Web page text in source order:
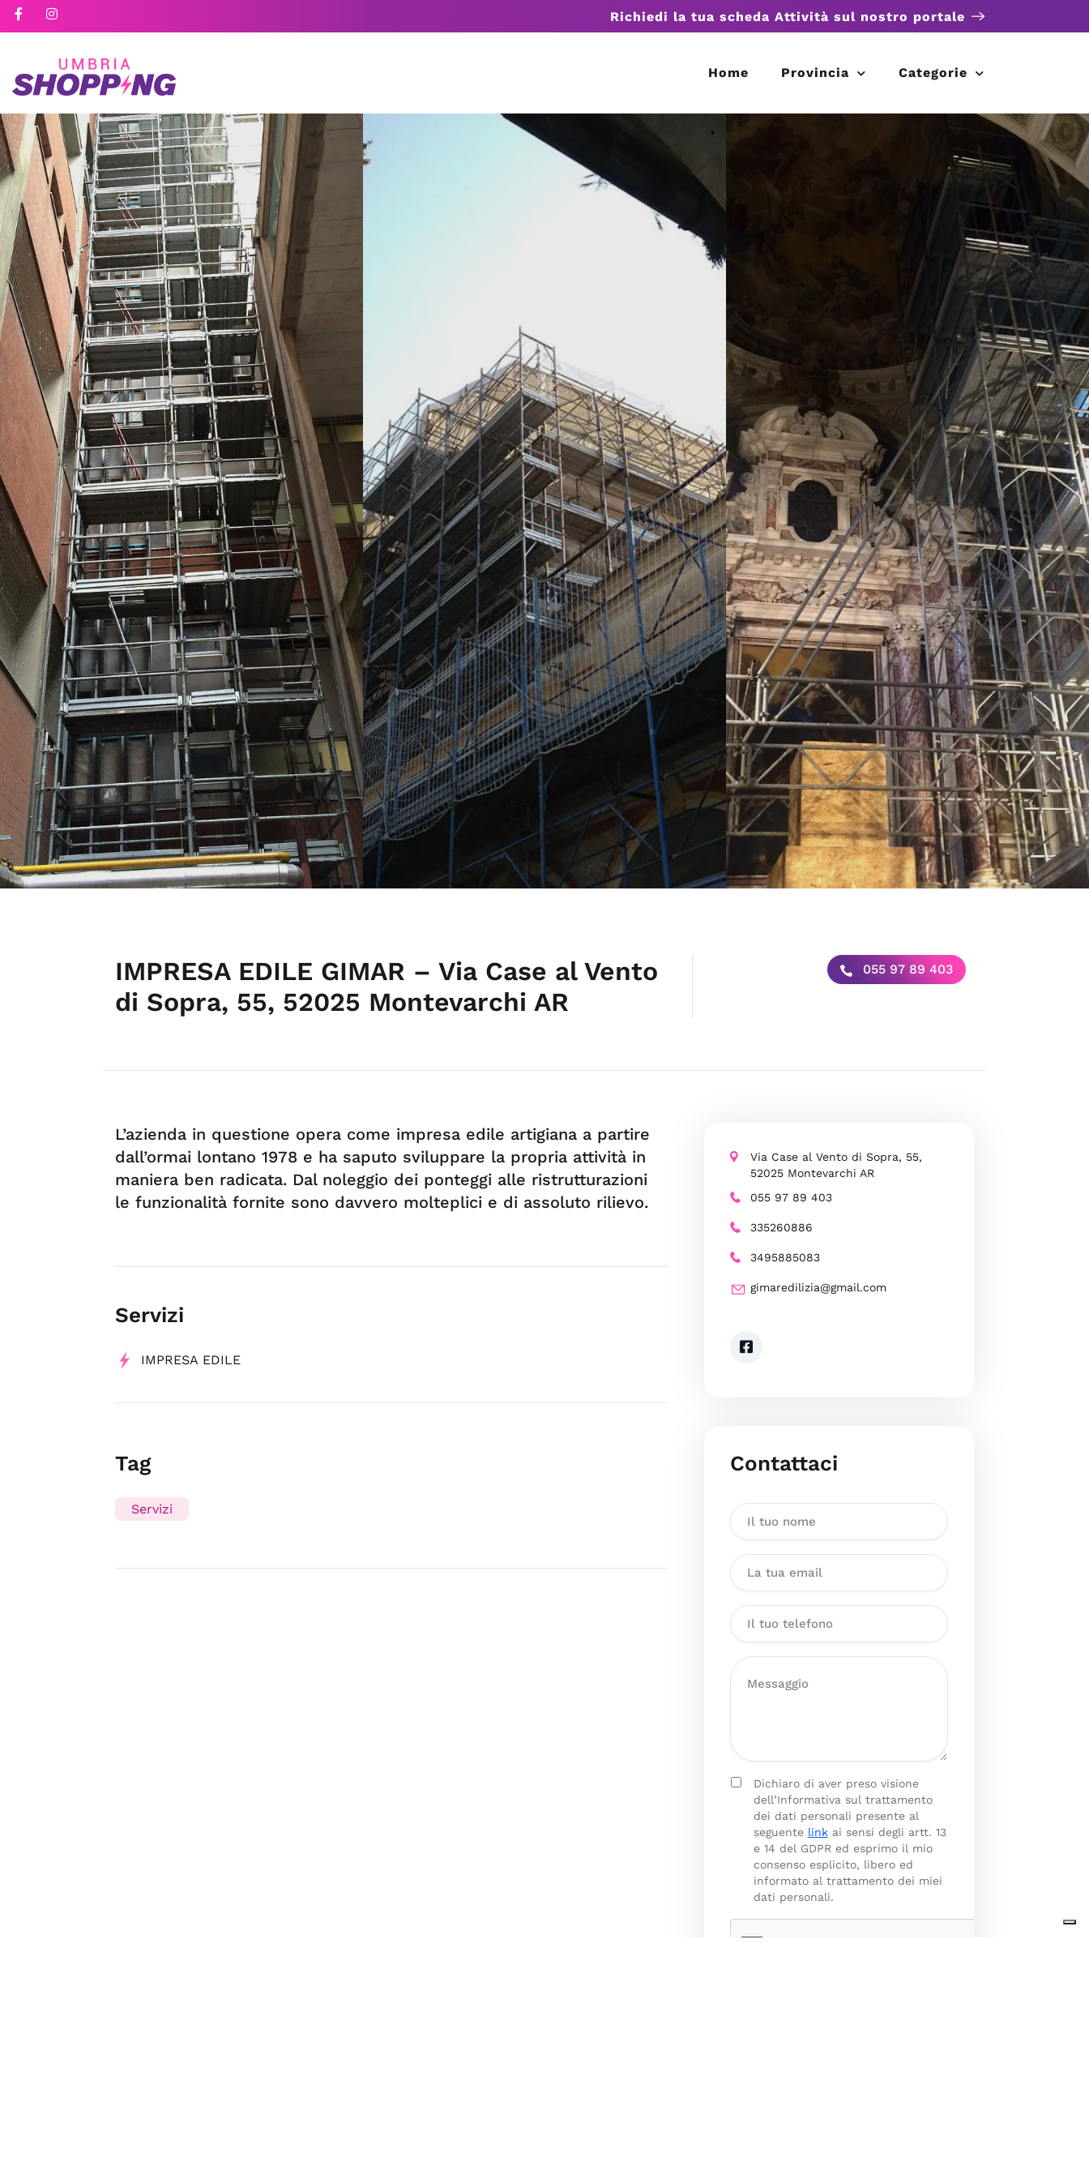
Richiedi la tua scheda Attività sul nostro portale
Home Provincia Categorie
IMPRESA EDILE GIMAR – Via Case al Vento
di Sopra, 55, 52025 Montevarchi AR
055 97 89 403
L’azienda in questione opera come impresa edile artigiana a partire
dall’ormai lontano 1978 e ha saputo sviluppare la propria attività in
maniera ben radicata. Dal noleggio dei ponteggi alle ristrutturazioni
le funzionalità fornite sono davvero molteplici e di assoluto rilievo.
Servizi
IMPRESA EDILE
Tag
Servizi
Via Case al Vento di Sopra, 55,
52025 Montevarchi AR
055 97 89 403
335260886
3495885083
gimaredilizia@gmail.com
Contattaci
Dichiaro di aver preso visione
dell’Informativa sul trattamento
dei dati personali presente al
seguente linkai sensi degli artt. 13
e 14 del GDPR ed esprimo il mio
consenso esplicito, libero ed
informato al trattamento dei miei
dati personali.